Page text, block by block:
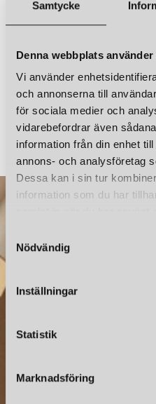
Samtycke
Denna webbplats
Vi använder
och annonserna till
för sociala medier och
vidarebefordrar även
information från din enhet
annons- och analysföretag
Dessa kan i sin tur
information som du har
t
Nödvändig
Inställningar
Statistik
Marknadsföring
TECNOLUMEN
TRABANT 3 Ø14 TAKLAMPA BETONG/MATT GLAS
7 865 kr
Prenumerera –